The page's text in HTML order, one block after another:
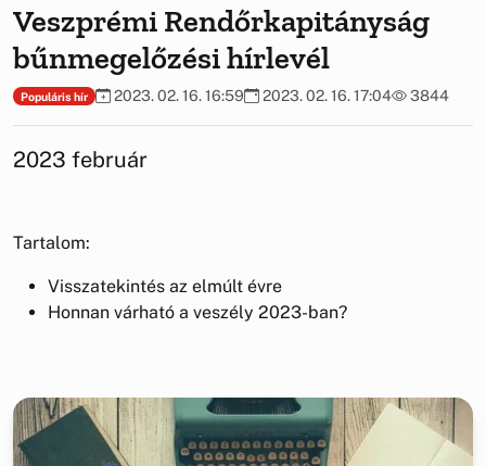
Veszprémi Rendőrkapitányság
bűnmegelőzési hírlevél
Populáris hír 2023. 02. 16. 16:59 2023. 02. 16. 17:04 3844
2023 február
Tartalom:
Visszatekintés az elmúlt évre
Honnan várható a veszély 2023-ban?